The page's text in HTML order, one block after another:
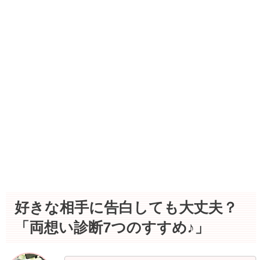
好きな相手に告白しても大丈夫？
「両想い診断7つのすすめ♪」